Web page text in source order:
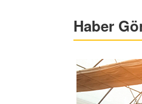
Haber